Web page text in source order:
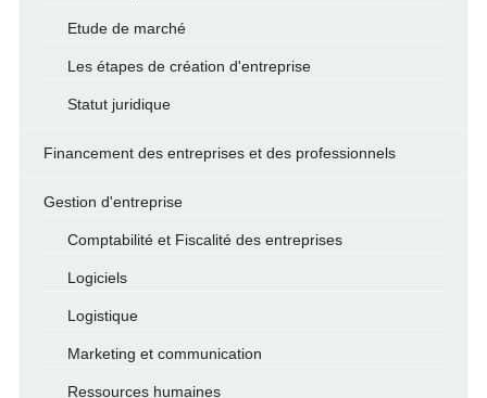
Etude de marché
Les étapes de création d'entreprise
Statut juridique
Financement des entreprises et des professionnels
Gestion d'entreprise
Comptabilité et Fiscalité des entreprises
Logiciels
Logistique
Marketing et communication
Ressources humaines